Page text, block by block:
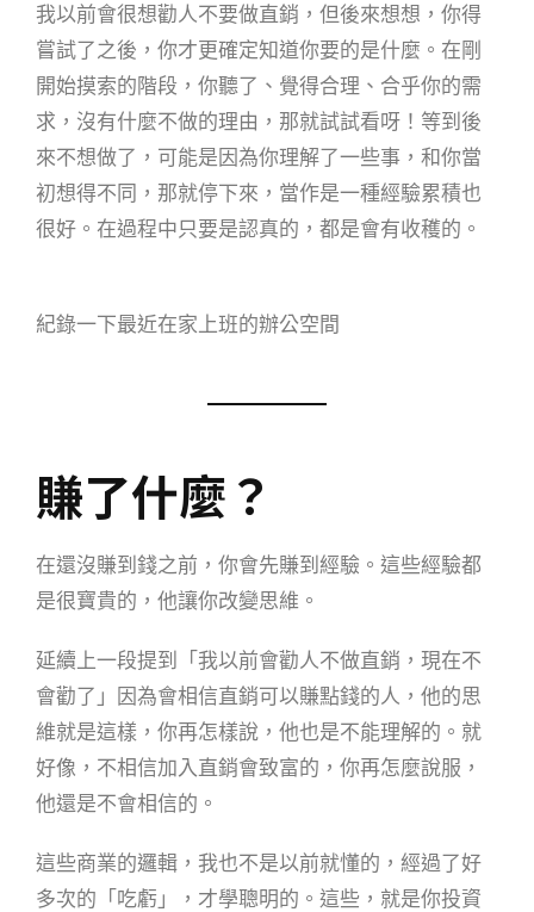
我以前會很想勸人不要做直銷，但後來想想，你得
嘗試了之後，你才更確定知道你要的是什麼。在剛
開始摸索的階段，你聽了、覺得合理、合乎你的需
求，沒有什麼不做的理由，那就試試看呀！等到後
來不想做了，可能是因為你理解了一些事，和你當
初想得不同，那就停下來，當作是一種經驗累積也
很好。在過程中只要是認真的，都是會有收穫的。
紀錄一下最近在家上班的辦公空間
賺了什麼？
在還沒賺到錢之前，你會先賺到經驗。這些經驗都
是很寶貴的，他讓你改變思維。
延續上一段提到「我以前會勸人不做直銷，現在不
會勸了」因為會相信直銷可以賺點錢的人，他的思
維就是這樣，你再怎樣說，他也是不能理解的。就
好像，不相信加入直銷會致富的，你再怎麼說服，
他還是不會相信的。
這些商業的邏輯，我也不是以前就懂的，經過了好
多次的「吃虧」，才學聰明的。這些，就是你投資